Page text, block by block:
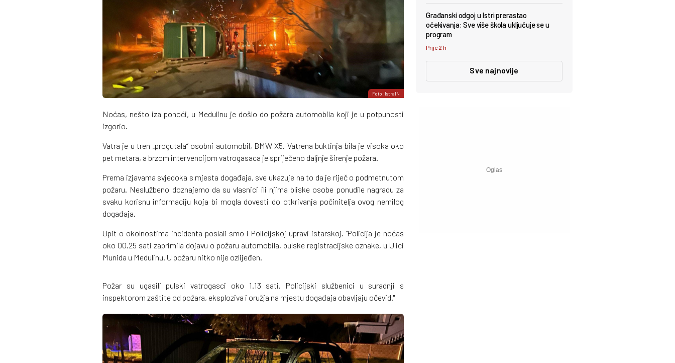
Foto: IstraIN
Noćas, nešto iza ponoći, u Medulinu je došlo do požara automobila koji je u potpunosti
izgorio.
Vatra je u tren „progutala“ osobni automobil, BMW X5. Vatrena buktinja bila je visoka oko
pet metara, a brzom intervencijom vatrogasaca je spriječeno daljnje širenje požara.
Prema izjavama svjedoka s mjesta događaja, sve ukazuje na to da je riječ o podmetnutom
požaru. Neslužbeno doznajemo da su vlasnici ili njima bliske osobe ponudile nagradu za
svaku korisnu informaciju koja bi mogla dovesti do otkrivanja počinitelja ovog nemilog
događaja.
Upit o okolnostima incidenta poslali smo i Policijskoj upravi istarskoj. "Policija je noćas
oko 00.25 sati zaprimila dojavu o požaru automobila, pulske registracijske oznake, u Ulici
Munida u Medulinu. U požaru nitko nije ozlijeđen.
Požar su ugasili pulski vatrogasci oko 1.13 sati. Policijski službenici u suradnji s
inspektorom zaštite od požara, eksploziva i oružja na mjestu događaja obavljaju očevid."
Građanski odgoj u Istri prerastao
očekivanja: Sve više škola uključuje se u
program
Prije 2 h
Sve najnovije